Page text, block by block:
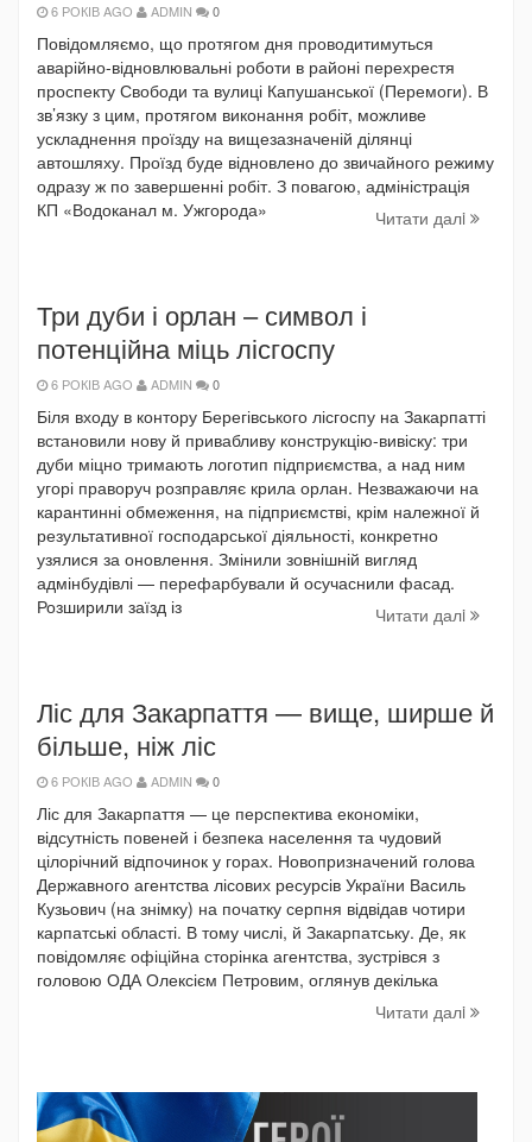
6 РОКІВ AGO ADMIN 0
Повідомляємо, що протягом дня проводитимуться
аварійно-відновлювальні роботи в районі перехрестя
проспекту Свободи та вулиці Капушанської (Перемоги). В
зв’язку з цим, протягом виконання робіт, можливе
ускладнення проїзду на вищезазначеній ділянці
автошляху. Проїзд буде відновлено до звичайного режиму
одразу ж по завершенні робіт. З повагою, адміністрація
КП «Водоканал м. Ужгорода»
Читати далi
Три дуби і орлан – символ і
потенційна міць лісгоспу
6 РОКІВ AGO ADMIN 0
Біля входу в контору Берегівського лісгоспу на Закарпатті
встановили нову й привабливу конструкцію-вивіску: три
дуби міцно тримають логотип підприємства, а над ним
угорі праворуч розправляє крила орлан. Незважаючи на
карантинні обмеження, на підприємстві, крім належної й
результативної господарської діяльності, конкретно
узялися за оновлення. Змінили зовнішній вигляд
адмінбудівлі — перефарбували й осучаснили фасад.
Розширили заїзд із
Читати далi
Ліс для Закарпаття — вище, ширше й
більше, ніж ліс
6 РОКІВ AGO ADMIN 0
Ліс для Закарпаття — це перспектива економіки,
відсутність повеней і безпека населення та чудовий
цілорічний відпочинок у горах. Новопризначений голова
Державного агентства лісових ресурсів України Василь
Кузьович (на знімку) на початку серпня відвідав чотири
карпатські області. В тому числі, й Закарпатську. Де, як
повідомляє офіційна сторінка агентства, зустрівся з
головою ОДА Олексієм Петровим, оглянув декілька
Читати далi